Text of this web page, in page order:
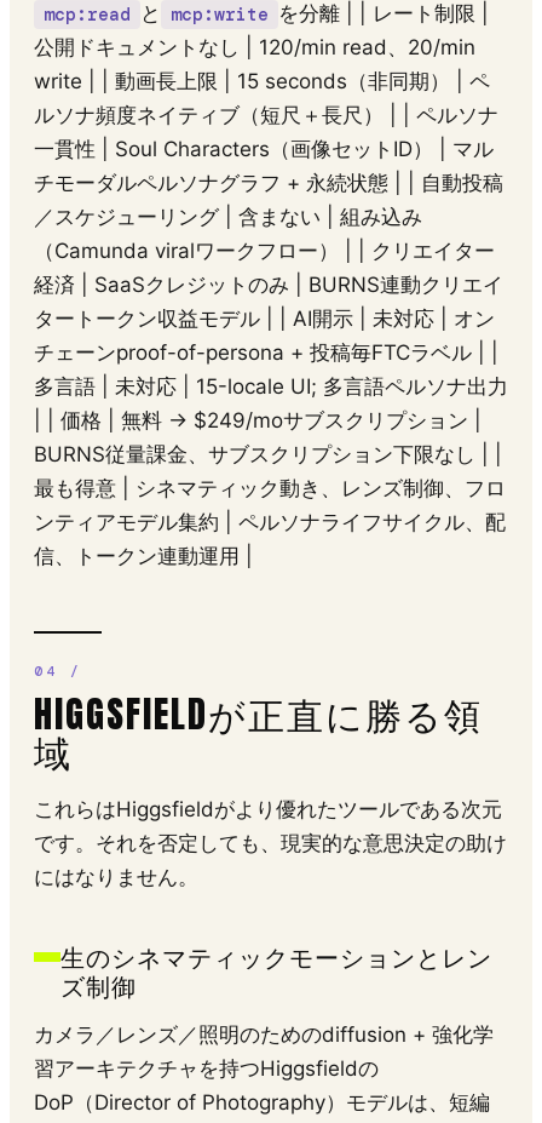
mcp:read と mcp:write を分離 | | レート制限 |
公開ドキュメントなし | 120/min read、20/min
write | | 動画長上限 | 15 seconds（非同期） | ペ
ルソナ頻度ネイティブ（短尺＋長尺） | | ペルソナ
一貫性 | Soul Characters（画像セットID） | マル
チモーダルペルソナグラフ + 永続状態 | | 自動投稿
／スケジューリング | 含まない | 組み込み
（Camunda viralワークフロー） | | クリエイター
経済 | SaaSクレジットのみ | BURNS連動クリエイ
タートークン収益モデル | | AI開示 | 未対応 | オン
チェーンproof-of-persona + 投稿毎FTCラベル | |
多言語 | 未対応 | 15-locale UI; 多言語ペルソナ出力
| | 価格 | 無料 → $249/moサブスクリプション |
BURNS従量課金、サブスクリプション下限なし | |
最も得意 | シネマティック動き、レンズ制御、フロ
ンティアモデル集約 | ペルソナライフサイクル、配
信、トークン連動運用 |
HIGGSFIELDが正直に勝る領
域
これらはHiggsfieldがより優れたツールである次元
です。それを否定しても、現実的な意思決定の助け
にはなりません。
生のシネマティックモーションとレン
ズ制御
カメラ／レンズ／照明のためのdiffusion + 強化学
習アーキテクチャを持つHiggsfieldの
DoP（Director of Photography）モデルは、短編